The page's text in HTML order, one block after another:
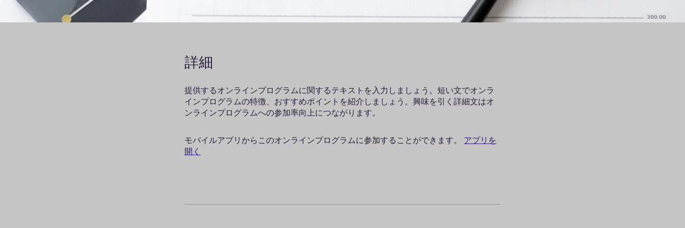
詳細
提供するオンラインプログラムに関するテキストを入力しましょう。短い文でオンラ
インプログラムの特徴、おすすめポイントを紹介しましょう。興味を引く詳細文はオ
モバイルアプリからこのオンラインプログラムに参加することができます。
アプリを
開く